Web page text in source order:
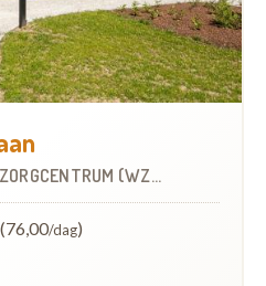
(WZC)
(76,00/dag)